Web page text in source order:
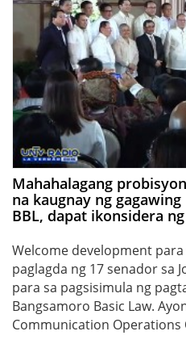
Mahahalagang
na kaugnay ng
BBL, dapat ikonsidera
Welcome development
paglagda ng 17 senador sa
para sa pagsisimula ng
Bangsamoro Basic Law.
Communication Operations